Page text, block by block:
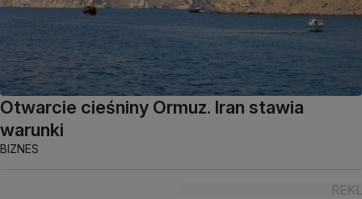
Otwarcie cieśniny Ormuz. Iran stawia
warunki
BIZNES